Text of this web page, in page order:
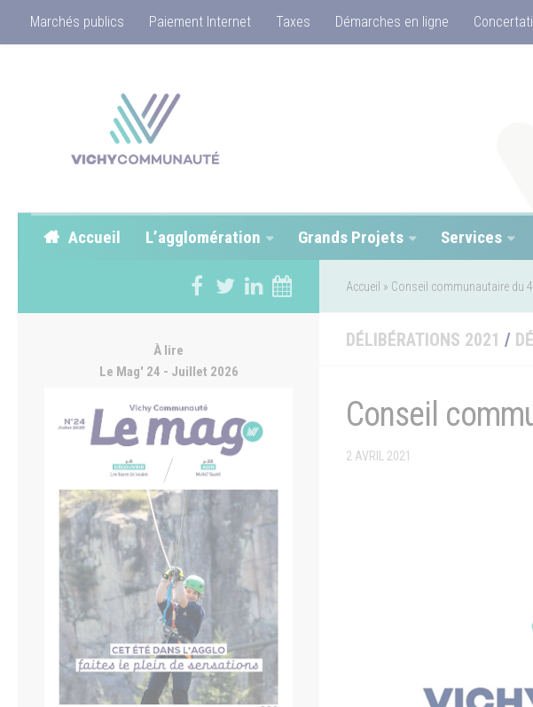
Marchés publics Paiement Internet Taxes Démarches en ligne
Accueil L’agglomération Grands Projets Services
Accueil » Conseil communautaire du
DÉLIBÉRATIONS 2021 /
Conseil
2 AVRIL 2021
À lire
Le Mag' 24 - Juillet 2026